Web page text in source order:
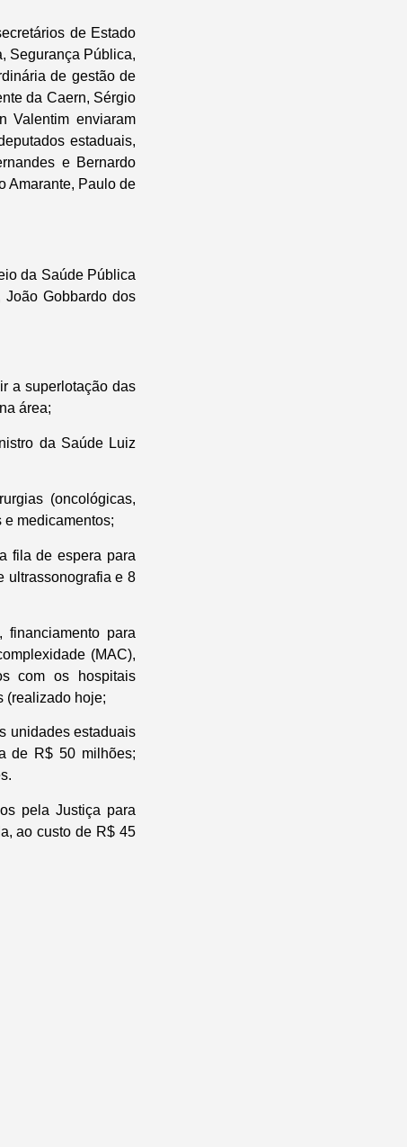
de Estado
Segurança Pública,
de gestão de
da Caern, Sérgio
Valentim enviaram
estaduais,
e Bernardo
Amarante, Paulo de
da Saúde Pública
Gobbardo dos
a superlotação das
área;
da Saúde Luiz
(oncológicas,
medicamentos;
fila de espera para
ultrassonografia e 8
para
(MAC),
com os hospitais
(realizado hoje;
unidades estaduais
de R$ 50 milhões;
pela Justiça para
ao custo de R$ 45